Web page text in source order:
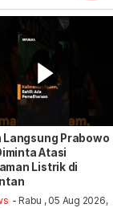
Langsung Prabowo
Atasi
Listrik di
- Rabu , 05 Aug 2026,